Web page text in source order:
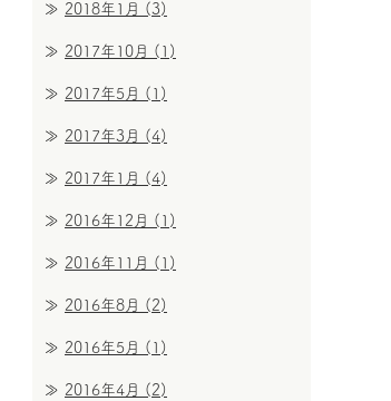
2018年1月 (3)
2017年10月 (1)
2017年5月 (1)
2017年3月 (4)
2017年1月 (4)
2016年12月 (1)
2016年11月 (1)
2016年8月 (2)
2016年5月 (1)
2016年4月 (2)